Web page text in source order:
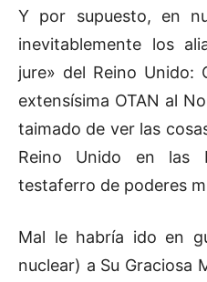
Y por supuesto, en
inevitablemente los
jure» del Reino Unido:
extensísima OTAN al
taimado de ver las
Reino Unido en las
testaferro de poderes
Mal le habría ido en
nuclear) a Su Graciosa